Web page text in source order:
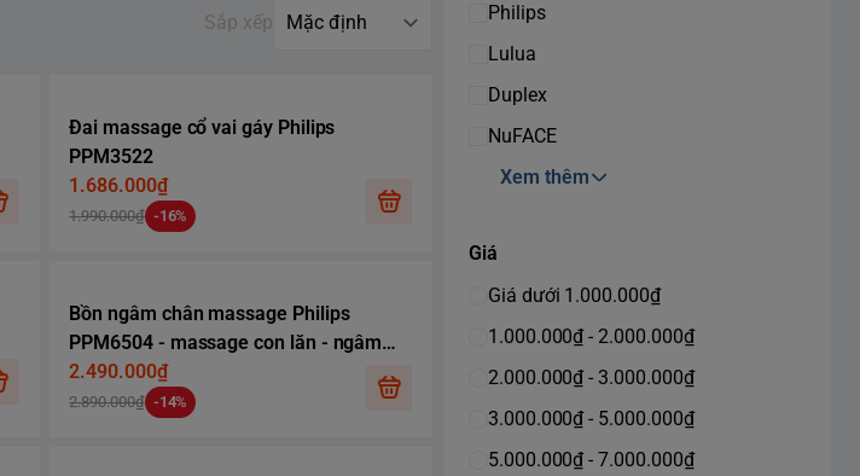
Sắp xếp
Đai massage cổ vai gáy Philips
PPM3522
1.686.000₫
1.990.000₫ -16%
Bồn ngâm chân massage Philips
PPM6504 - massage con lăn - ngâm
nước nóng
2.490.000₫
2.890.000₫ -14%
Giá
Giá dưới 1.000.000₫
1.000.000₫ - 2.000.000₫
2.000.000₫ - 3.000.000₫
3.000.000₫ - 5.000.000₫
5.000.000₫ - 7.000.000₫
Philips
Lulua
Duplex
NuFACE
Xem thêm